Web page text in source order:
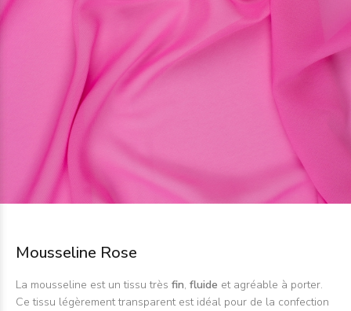
Mousseline Rose
La mousseline est un tissu très fin, fluide et agréable à porter.
Ce tissu légèrement transparent est idéal pour de la confection